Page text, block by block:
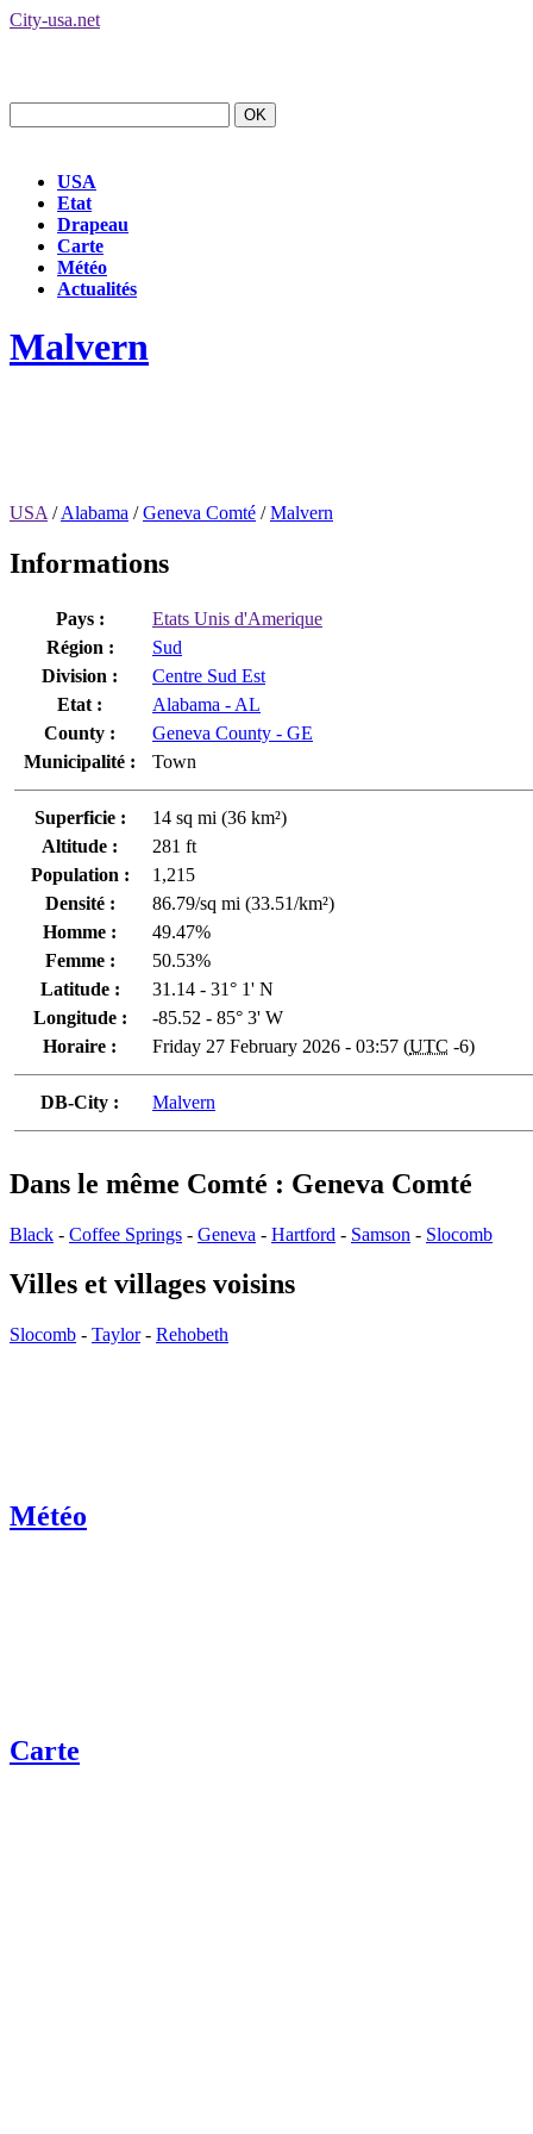
City-usa.net
USA
Etat
Drapeau
Carte
Météo
Actualités
Malvern
USA /Alabama /Geneva Comté /Malvern
Informations
Pays :
Etats Unis d'Amerique
Région :
Sud
Division :
Centre Sud Est
Etat :
Alabama - AL
County :
Geneva County - GE
Municipalité :
Town
Superficie :
14 sq mi (36 km²)
Altitude :
281 ft
Population :
1,215
Densité :
86.79/sq mi (33.51/km²)
Homme :
49.47%
Femme :
50.53%
Latitude :
31.14 - 31° 1' N
Longitude :
-85.52 - 85° 3' W
Horaire :
Friday 27 February 2026 - 03:57 (UTC -6)
DB-City : Malvern
Dans le même Comté : Geneva Comté
Black - Coffee Springs - Geneva - Hartford - Samson - Slocomb
Villes et villages voisins
Slocomb - Taylor- Rehobeth
Météo
Carte